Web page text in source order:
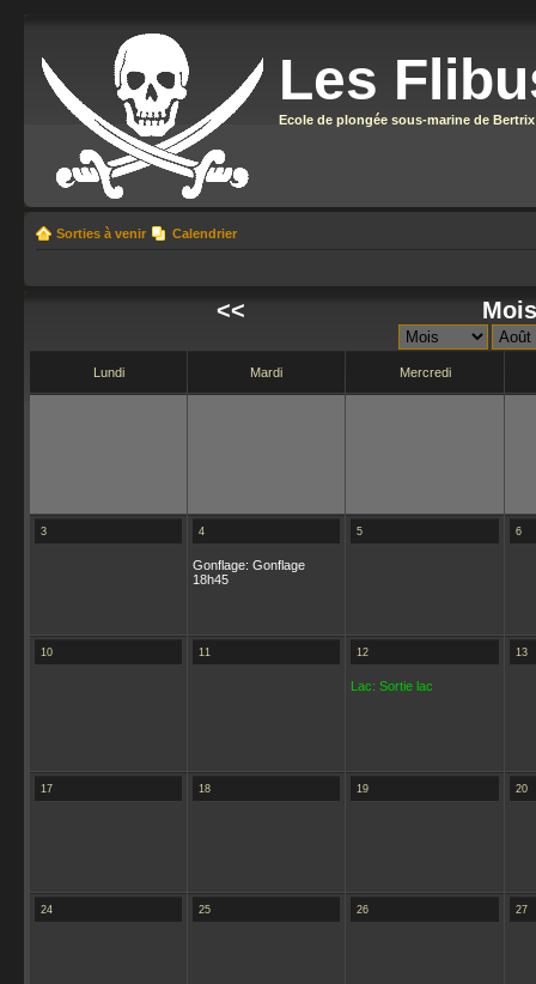
Les
Ecole de plongée sous-marine de Bertrix
Sorties à venir Calendrier
<<
Lundi Mardi Mercredi
3 4
Gonflage: Gonflage
18h45
5 6
10 11 12
Lac: Sortie lac
13
17 18 19 20
24 25 26 27